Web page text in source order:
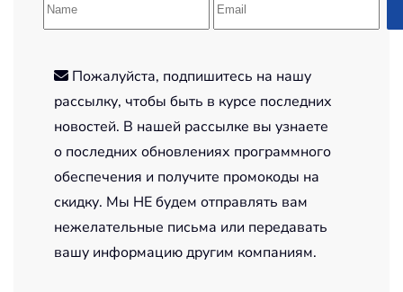
Пожалуйста, подпишитесь на нашу
рассылку, чтобы быть в курсе последних
новостей. В нашей рассылке вы узнаете
о последних обновлениях программного
обеспечения и получите промокоды на
скидку. Мы НЕ будем отправлять вам
нежелательные письма или передавать
вашу информацию другим компаниям.